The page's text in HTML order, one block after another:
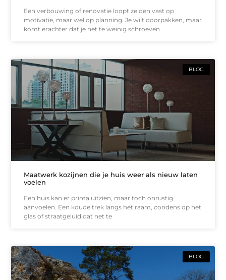
Een verbouwing of renovatie loopt zelden vast op
motivatie, maar wel op planning. Je wilt doorpakken, maar
komt erachter dat je net te weinig schroeven
BLOG
Maatwerk kozijnen die je huis weer als nieuw laten
voelen
Een huis kan er prima uitzien, maar toch onrustig
aanvoelen. Een koude trek langs het raam, condens op het
glas of straatgeluid dat net te
BLOG